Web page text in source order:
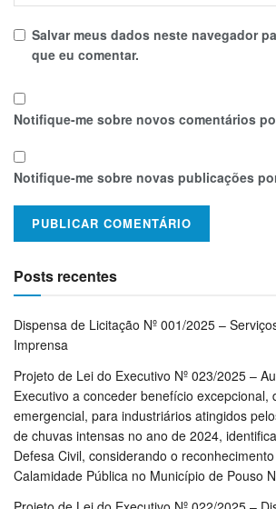
Salvar meus dados neste navegador
que eu comentar.
Notifique-me sobre novos comentários
Notifique-me sobre novas publicações
Posts recentes
Dispensa de Licitação Nº 001/2025 –
Imprensa
Projeto de Lei do Executivo Nº 023/2025 –
Executivo a conceder benefício excepcional,
emergencial, para industriários atingidos
de chuvas intensas no ano de 2024,
Defesa Civil, considerando o
Calamidade Pública no Município de Pouso